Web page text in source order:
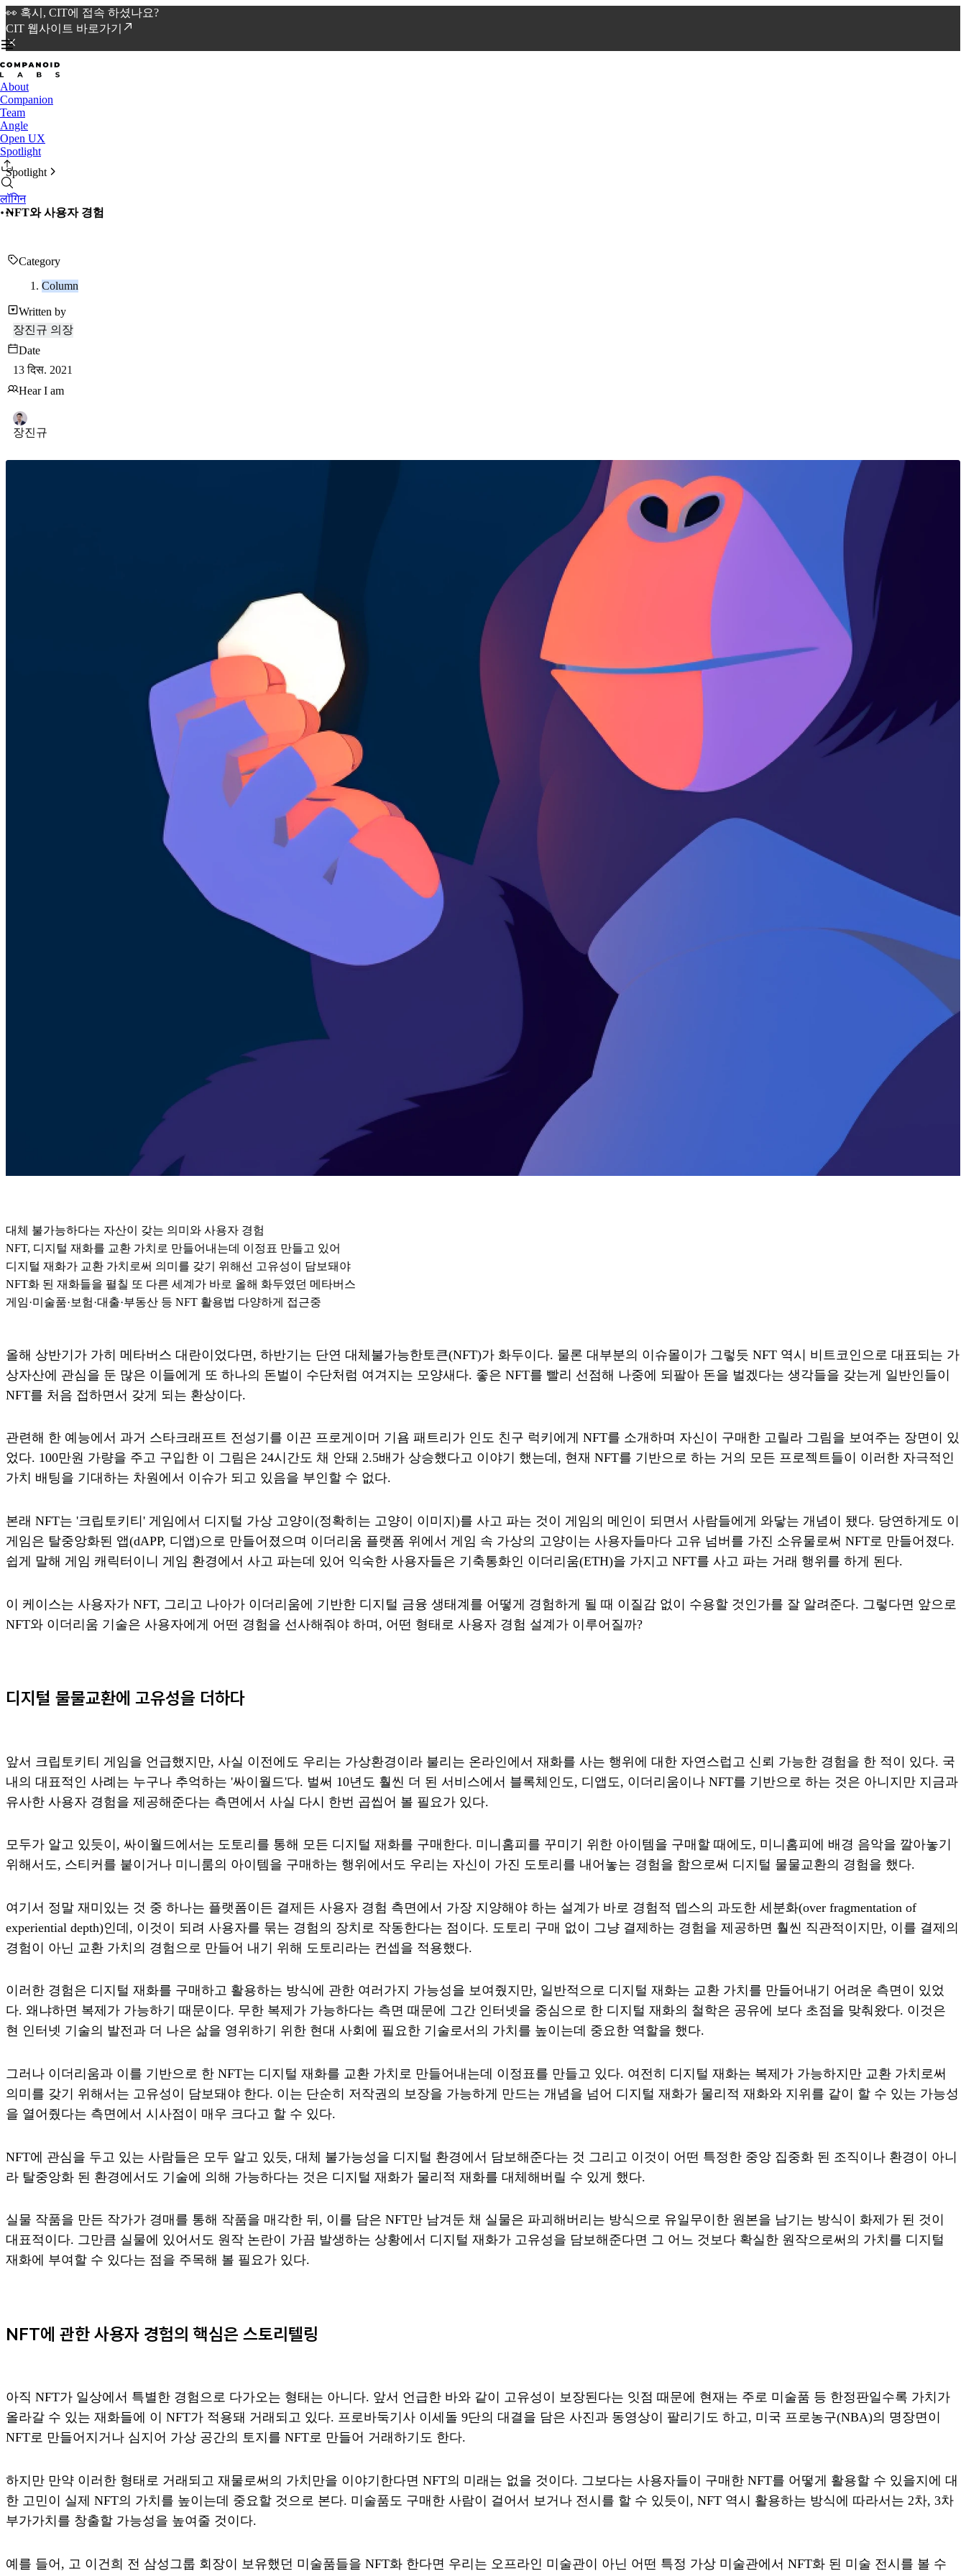
👀 혹시, CIT에 접속 하셨나요?
CIT 웹사이트 바로가기
About
Companion
Team
Angle
Open UX
Spotlight
लॉगिन
Spotlight
NFT와 사용자 경험
Category
Column
Written by
장진규 의장
Date
13 दिस. 2021
Hear I am
장진규
대체 불가능하다는 자산이 갖는 의미와 사용자 경험
NFT, 디지털 재화를 교환 가치로 만들어내는데 이정표 만들고 있어
디지털 재화가 교환 가치로써 의미를 갖기 위해선 고유성이 담보돼야
NFT화 된 재화들을 펼칠 또 다른 세계가 바로 올해 화두였던 메타버스
게임·미술품·보험·대출·부동산 등 NFT 활용법 다양하게 접근중
올해 상반기가 가히 메타버스 대란이었다면, 하반기는 단연 대체불가능한토큰(NFT)가 화두이다. 물론 대부분의 이슈몰이가 그렇듯 NFT 역시 비트코인으로 대표되는 가
상자산에 관심을 둔 많은 이들에게 또 하나의 돈벌이 수단처럼 여겨지는 모양새다. 좋은 NFT를 빨리 선점해 나중에 되팔아 돈을 벌겠다는 생각들을 갖는게 일반인들이
NFT를 처음 접하면서 갖게 되는 환상이다.
관련해 한 예능에서 과거 스타크래프트 전성기를 이끈 프로게이머 기욤 패트리가 인도 친구 럭키에게 NFT를 소개하며 자신이 구매한 고릴라 그림을 보여주는 장면이 있
었다. 100만원 가량을 주고 구입한 이 그림은 24시간도 채 안돼 2.5배가 상승했다고 이야기 했는데, 현재 NFT를 기반으로 하는 거의 모든 프로젝트들이 이러한 자극적인
가치 배팅을 기대하는 차원에서 이슈가 되고 있음을 부인할 수 없다.
본래 NFT는 '크립토키티' 게임에서 디지털 가상 고양이(정확히는 고양이 이미지)를 사고 파는 것이 게임의 메인이 되면서 사람들에게 와닿는 개념이 됐다. 당연하게도 이
게임은 탈중앙화된 앱(dAPP, 디앱)으로 만들어졌으며 이더리움 플랫폼 위에서 게임 속 가상의 고양이는 사용자들마다 고유 넘버를 가진 소유물로써 NFT로 만들어졌다.
쉽게 말해 게임 캐릭터이니 게임 환경에서 사고 파는데 있어 익숙한 사용자들은 기축통화인 이더리움(ETH)을 가지고 NFT를 사고 파는 거래 행위를 하게 된다.
이 케이스는 사용자가 NFT, 그리고 나아가 이더리움에 기반한 디지털 금융 생태계를 어떻게 경험하게 될 때 이질감 없이 수용할 것인가를 잘 알려준다. 그렇다면 앞으로
NFT와 이더리움 기술은 사용자에게 어떤 경험을 선사해줘야 하며, 어떤 형태로 사용자 경험 설계가 이루어질까?
디지털 물물교환에 고유성을 더하다
앞서 크립토키티 게임을 언급했지만, 사실 이전에도 우리는 가상환경이라 불리는 온라인에서 재화를 사는 행위에 대한 자연스럽고 신뢰 가능한 경험을 한 적이 있다. 국
내의 대표적인 사례는 누구나 추억하는 '싸이월드'다. 벌써 10년도 훨씬 더 된 서비스에서 블록체인도, 디앱도, 이더리움이나 NFT를 기반으로 하는 것은 아니지만 지금과
유사한 사용자 경험을 제공해준다는 측면에서 사실 다시 한번 곱씹어 볼 필요가 있다.
모두가 알고 있듯이, 싸이월드에서는 도토리를 통해 모든 디지털 재화를 구매한다. 미니홈피를 꾸미기 위한 아이템을 구매할 때에도, 미니홈피에 배경 음악을 깔아놓기
위해서도, 스티커를 붙이거나 미니룸의 아이템을 구매하는 행위에서도 우리는 자신이 가진 도토리를 내어놓는 경험을 함으로써 디지털 물물교환의 경험을 했다.
여기서 정말 재미있는 것 중 하나는 플랫폼이든 결제든 사용자 경험 측면에서 가장 지양해야 하는 설계가 바로 경험적 뎁스의 과도한 세분화(over fragmentation of
experiential depth)인데, 이것이 되려 사용자를 묶는 경험의 장치로 작동한다는 점이다. 도토리 구매 없이 그냥 결제하는 경험을 제공하면 훨씬 직관적이지만, 이를 결제의
경험이 아닌 교환 가치의 경험으로 만들어 내기 위해 도토리라는 컨셉을 적용했다.
이러한 경험은 디지털 재화를 구매하고 활용하는 방식에 관한 여러가지 가능성을 보여줬지만, 일반적으로 디지털 재화는 교환 가치를 만들어내기 어려운 측면이 있었
다. 왜냐하면 복제가 가능하기 때문이다. 무한 복제가 가능하다는 측면 때문에 그간 인터넷을 중심으로 한 디지털 재화의 철학은 공유에 보다 초점을 맞춰왔다. 이것은
현 인터넷 기술의 발전과 더 나은 삶을 영위하기 위한 현대 사회에 필요한 기술로서의 가치를 높이는데 중요한 역할을 했다.
그러나 이더리움과 이를 기반으로 한 NFT는 디지털 재화를 교환 가치로 만들어내는데 이정표를 만들고 있다. 여전히 디지털 재화는 복제가 가능하지만 교환 가치로써
의미를 갖기 위해서는 고유성이 담보돼야 한다. 이는 단순히 저작권의 보장을 가능하게 만드는 개념을 넘어 디지털 재화가 물리적 재화와 지위를 같이 할 수 있는 가능성
을 열어줬다는 측면에서 시사점이 매우 크다고 할 수 있다.
NFT에 관심을 두고 있는 사람들은 모두 알고 있듯, 대체 불가능성을 디지털 환경에서 담보해준다는 것 그리고 이것이 어떤 특정한 중앙 집중화 된 조직이나 환경이 아니
라 탈중앙화 된 환경에서도 기술에 의해 가능하다는 것은 디지털 재화가 물리적 재화를 대체해버릴 수 있게 했다.
실물 작품을 만든 작가가 경매를 통해 작품을 매각한 뒤, 이를 담은 NFT만 남겨둔 채 실물은 파괴해버리는 방식으로 유일무이한 원본을 남기는 방식이 화제가 된 것이
대표적이다. 그만큼 실물에 있어서도 원작 논란이 가끔 발생하는 상황에서 디지털 재화가 고유성을 담보해준다면 그 어느 것보다 확실한 원작으로써의 가치를 디지털
재화에 부여할 수 있다는 점을 주목해 볼 필요가 있다.
NFT에 관한 사용자 경험의 핵심은 스토리텔링
아직 NFT가 일상에서 특별한 경험으로 다가오는 형태는 아니다. 앞서 언급한 바와 같이 고유성이 보장된다는 잇점 때문에 현재는 주로 미술품 등 한정판일수록 가치가
올라갈 수 있는 재화들에 이 NFT가 적용돼 거래되고 있다. 프로바둑기사 이세돌 9단의 대결을 담은 사진과 동영상이 팔리기도 하고, 미국 프로농구(NBA)의 명장면이
NFT로 만들어지거나 심지어 가상 공간의 토지를 NFT로 만들어 거래하기도 한다.
하지만 만약 이러한 형태로 거래되고 재물로써의 가치만을 이야기한다면 NFT의 미래는 없을 것이다. 그보다는 사용자들이 구매한 NFT를 어떻게 활용할 수 있을지에 대
한 고민이 실제 NFT의 가치를 높이는데 중요할 것으로 본다. 미술품도 구매한 사람이 걸어서 보거나 전시를 할 수 있듯이, NFT 역시 활용하는 방식에 따라서는 2차, 3차
부가가치를 창출할 가능성을 높여줄 것이다.
예를 들어, 고 이건희 전 삼성그룹 회장이 보유했던 미술품들을 NFT화 한다면 우리는 오프라인 미술관이 아닌 어떤 특정 가상 미술관에서 NFT화 된 미술 전시를 볼 수